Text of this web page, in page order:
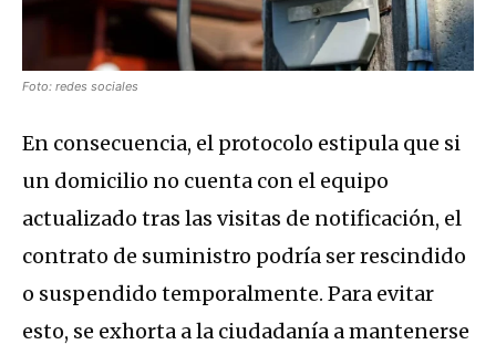
Foto: redes sociales
En consecuencia, el protocolo estipula que si
un domicilio no cuenta con el equipo
actualizado tras las visitas de notificación, el
contrato de suministro podría ser rescindido
o suspendido temporalmente. Para evitar
esto, se exhorta a la ciudadanía a mantenerse